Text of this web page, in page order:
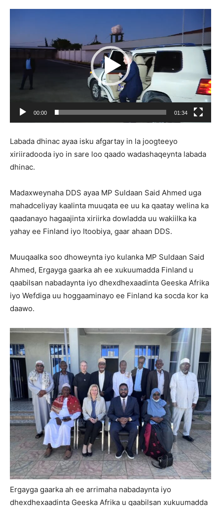
00:00 01:34
Labada dhinac ayaa isku afgartay in la joogteeyo
xiriiradooda iyo in sare loo qaado wadashaqeynta labada
dhinac.
Madaxweynaha DDS ayaa MP Suldaan Said Ahmed uga
mahadceliyay kaalinta muuqata ee uu ka qaatay welina ka
qaadanayo hagaajinta xiriirka dowladda uu wakiilka ka
yahay ee Finland iyo Itoobiya, gaar ahaan DDS.
Muuqaalka soo dhoweynta iyo kulanka MP Suldaan Said
Ahmed, Ergayga gaarka ah ee xukuumadda Finland u
qaabilsan nabadaynta iyo dhexdhexaadinta Geeska Afrika
iyo Wefdiga uu hoggaaminayo ee Finland ka socda kor ka
daawo.
Ergayga gaarka ah ee arrimaha nabadaynta iyo
dhexdhexaadinta Geeska Afrika u qaabilsan xukuumadda